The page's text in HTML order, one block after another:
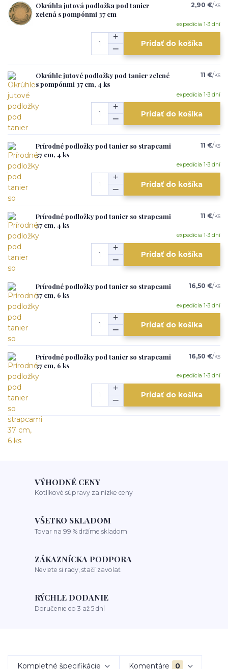
Okrúhla jutová podložka pod tanier
zelená s pompónmi 37 cm
2,90 €/ks
expedícia 1-3 dní
Pridať do košíka
Okrúhle jutové podložky pod tanier zelené
s pompónmi 37 cm, 4 ks
11 €/ks
expedícia 1-3 dní
Pridať do košíka
Prírodné podložky pod tanier so strapcami
37 cm, 4 ks
11 €/ks
expedícia 1-3 dní
Pridať do košíka
Prírodné podložky pod tanier so strapcami
37 cm, 4 ks
11 €/ks
expedícia 1-3 dní
Pridať do košíka
Prírodné podložky pod tanier so strapcami
37 cm, 6 ks
16,50 €/ks
expedícia 1-3 dní
Pridať do košíka
Prírodné podložky pod tanier so strapcami
37 cm, 6 ks
16,50 €/ks
expedícia 1-3 dní
Pridať do košíka
VÝHODNÉ CENY
Kotlíkové súpravy za nízke ceny
VŠETKO SKLADOM
Tovar na 99 % držíme skladom
ZÁKAZNÍCKA PODPORA
Neviete si rady, stačí zavolať
RÝCHLE DODANIE
Doručenie do 3 až 5 dní
Kompletné špecifikácie Komentáre 0